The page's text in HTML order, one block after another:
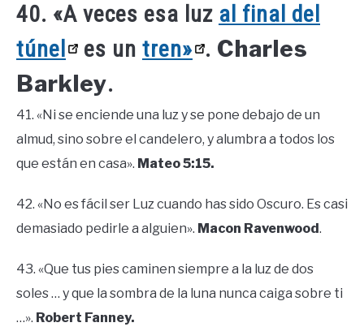
40. «A veces esa luz al final del
túnel
es un tren» . Charles
Barkley.
41. «Ni se enciende una luz y se pone debajo de un
almud, sino sobre el candelero, y alumbra a todos los
que están en casa». Mateo 5:15.
42. «No es fácil ser Luz cuando has sido Oscuro. Es casi
demasiado pedirle a alguien». Macon Ravenwood .
43. «Que tus pies caminen siempre a la luz de dos
soles … y que la sombra de la luna nunca caiga sobre ti
…». Robert Fanney.